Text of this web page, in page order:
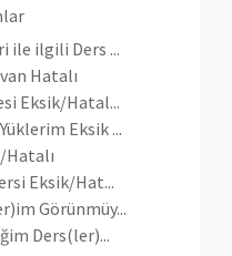
ile ilgili Ders ...
Hatalı
Eksik/Hatal...
Eksik ...
Hatalı
Eksik/Hat...
Görünmüy...
Ders(ler)...